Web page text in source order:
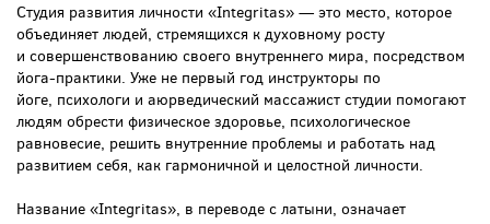
Студия развития личности «Integritas» — это место, которое
объединяет людей, стремящихся к духовному росту
и совершенствованию своего внутреннего мира, посредством
йога-практики. Уже не первый год инструкторы по
йоге, психологи и аюрведический массажист студии помогают
людям обрести физическое здоровье, психологическое
равновесие, решить внутренние проблемы и работать над
развитием себя, как гармоничной и целостной личности.
Название «Integritas», в переводе с латыни, означает